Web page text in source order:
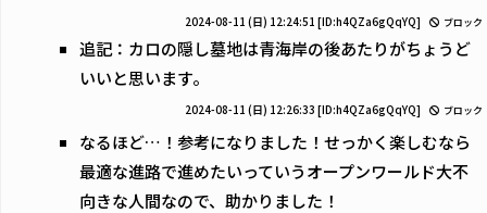
2024-08-11 (日) 12:24:51 [ID:h4QZa6gQqYQ] ブロック
追記：カロの隠し墓地は青海岸の後あたりがちょうど
いいと思います。
2024-08-11 (日) 12:26:33 [ID:h4QZa6gQqYQ] ブロック
なるほど…！参考になりました！せっかく楽しむなら
最適な進路で進めたいっていうオープンワールド大不
向きな人間なので、助かりました！